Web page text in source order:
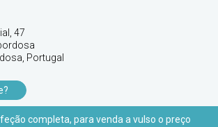
47
Portugal
completa, para venda a vulso o preço